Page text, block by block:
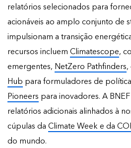
relatórios selecionados para
acionáveis ao amplo conjunto de
impulsionam a transição
recursos incluemClimatescope,
emergentes, NetZero Pathfinders,
Hub para formuladores de
Pioneers para inovadores. A
relatórios adicionais alinhados à
cúpulas daClimate Week e da
do mundo.